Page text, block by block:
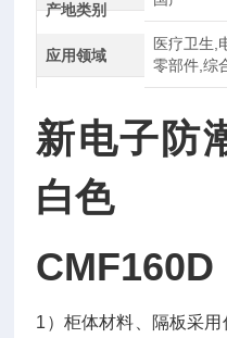
产地类别
应用领域
医疗卫生,
零部件,综
新电子防
白色
CMF160D
1 ）柜体材料、隔板采